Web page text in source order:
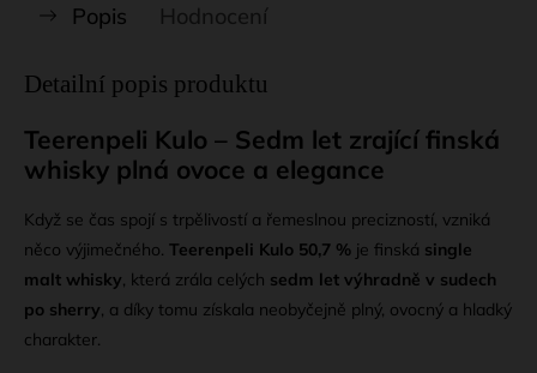
Popis Hodnocení
Detailní popis produktu
Teerenpeli Kulo – Sedm let zrající finská
whisky plná ovoce a elegance
Když se čas spojí s trpělivostí a řemeslnou precizností, vzniká
něco výjimečného. Teerenpeli Kulo 50,7 % je finská single
malt whisky, která zrála celých sedm let výhradně v sudech
po sherry, a díky tomu získala neobyčejně plný, ovocný a hladký
charakter.